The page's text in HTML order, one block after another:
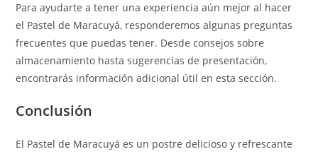
Para ayudarte a tener una experiencia aún mejor al hacer
el Pastel de Maracuyá, responderemos algunas preguntas
frecuentes que puedas tener. Desde consejos sobre
almacenamiento hasta sugerencias de presentación,
encontrarás información adicional útil en esta sección.
Conclusión
El Pastel de Maracuyá es un postre delicioso y refrescante